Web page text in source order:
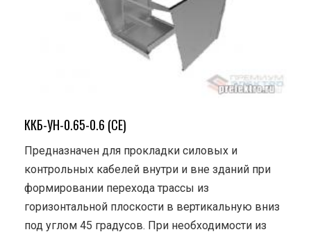
ККБ-УН-0.65-0.6 (СЕ)
Предназначен для прокладки силовых и
контрольных кабелей внутри и вне зданий при
формировании перехода трассы из
горизонтальной плоскости в вертикальную вниз
под углом 45 градусов. При необходимости из